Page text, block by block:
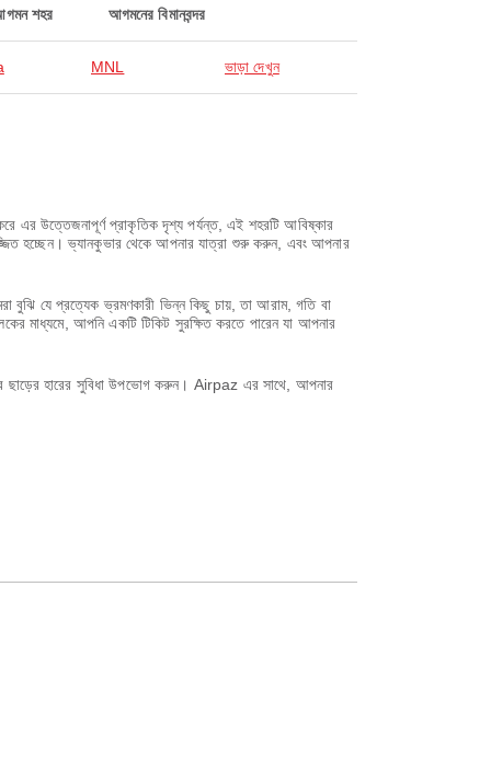
শহর আগমনের বিমানবন্দর
MNL ভাড়া দেখুন
এর উত্তেজনাপূর্ণ প্রাকৃতিক দৃশ্য পর্যন্ত, এই শহরটি আবিষ্কার
হচ্ছেন। ভ্যানকুভার থেকে আপনার যাত্রা শুরু করুন, এবং আপনার
যে প্রত্যেক ভ্রমণকারী ভিন্ন কিছু চায়, তা আরাম, গতি বা
মাধ্যমে, আপনি একটি টিকিট সুরক্ষিত করতে পারেন যা আপনার
ছাড়ের হারের সুবিধা উপভোগ করুন। Airpaz এর সাথে, আপনার